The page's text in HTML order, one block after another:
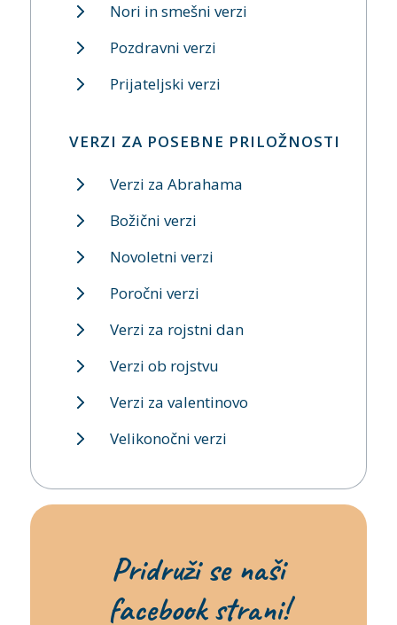
Nori in smešni verzi
Pozdravni verzi
Prijateljski verzi
VERZI ZA POSEBNE PRILOŽNOSTI
Verzi za Abrahama
Božični verzi
Novoletni verzi
Poročni verzi
Verzi za rojstni dan
Verzi ob rojstvu
Verzi za valentinovo
Velikonočni verzi
Pridruži se naši
facebook strani!